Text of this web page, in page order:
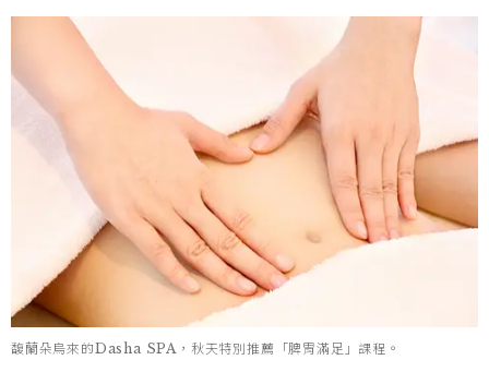
馥蘭朵烏來的Dasha SPA，秋天特別推薦「脾胃滿足」課程。